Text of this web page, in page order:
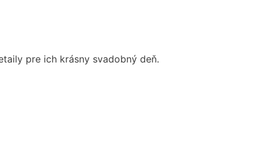
pre ich krásny svadobný deň.